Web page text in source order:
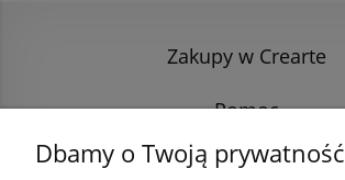
Zakupy w Crearte
Pomoc
Dbamy o Twoją prywatność